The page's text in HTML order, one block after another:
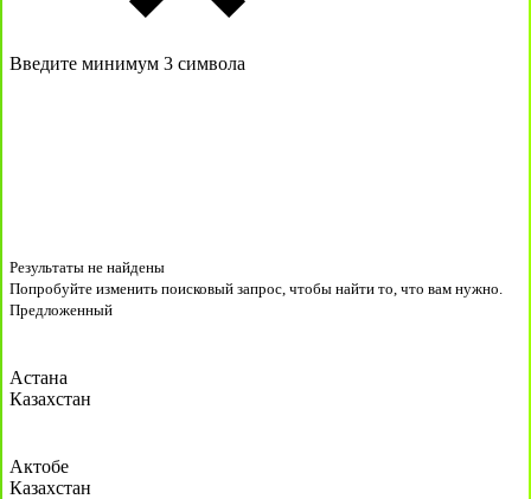
Введите минимум 3 символа
Результаты не найдены
Попробуйте изменить поисковый запрос, чтобы найти то, что вам нужно.
Предложенный
Астана
Казахстан
Актобе
Казахстан